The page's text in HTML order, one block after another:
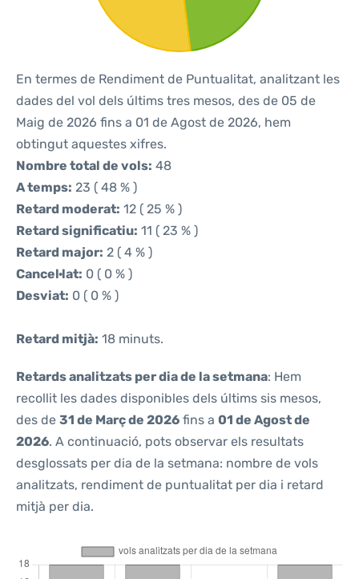
En termes de Rendiment de Puntualitat, analitzant les
dades del vol dels últims tres mesos, des de 05 de
Maig de 2026 fins a 01 de Agost de 2026, hem
obtingut aquestes xifres.
Nombre total de vols: 48
A temps: 23 ( 48 % )
Retard moderat: 12 ( 25 % )
Retard significatiu: 11 ( 23 % )
Retard major: 2 ( 4 % )
Cancel·lat: 0 ( 0 % )
Desviat: 0 ( 0 % )
Retard mitjà: 18 minuts.
Retards analitzats per dia de la setmana: Hem
recollit les dades disponibles dels últims sis mesos,
des de 31 de Març de 2026 fins a 01 de Agost de
2026. A continuació, pots observar els resultats
desglossats per dia de la setmana: nombre de vols
analitzats, rendiment de puntualitat per dia i retard
mitjà per dia.